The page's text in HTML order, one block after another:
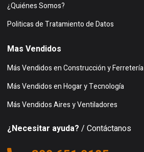
¿Quiénes Somos?
Politicas de Tratamiento de Datos
Mas Vendidos
Más Vendidos en Construcción y Ferretería
Más Vendidos en Hogar y Tecnología
Más Vendidos Aires y Ventiladores
¿Necesitar ayuda? / Contáctanos